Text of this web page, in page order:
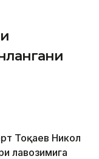
Тоқаев Никол
лавозимига